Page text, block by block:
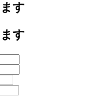
す
す